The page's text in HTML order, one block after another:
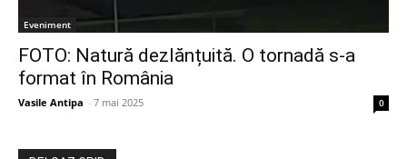
Eveniment
FOTO: Natură dezlănțuită. O tornadă s-a
format în România
Vasile Antipa - 7 mai 2025 0